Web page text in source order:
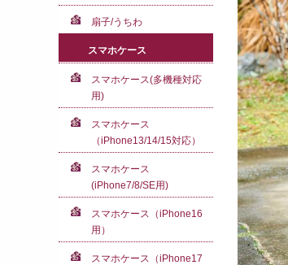
扇子/うちわ
スマホケース
スマホケース(多機種対応
用)
スマホケース
（iPhone13/14/15対応）
スマホケース
(iPhone7/8/SE用)
スマホケース（iPhone16
用）
スマホケース（iPhone17